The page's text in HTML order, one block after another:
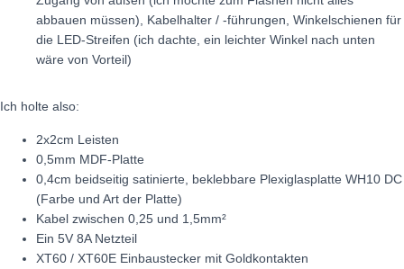
abbauen müssen), Kabelhalter / -führungen, Winkelschienen für
die LED-Streifen (ich dachte, ein leichter Winkel nach unten
wäre von Vorteil)
Ich holte also:
2x2cm Leisten
0,5mm MDF-Platte
0,4cm beidseitig satinierte, beklebbare Plexiglasplatte WH10 DC
(Farbe und Art der Platte)
Kabel zwischen 0,25 und 1,5mm²
Ein 5V 8A Netzteil
XT60 / XT60E Einbaustecker mit Goldkontakten